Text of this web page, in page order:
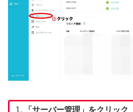
「サーバー管理」をクリック